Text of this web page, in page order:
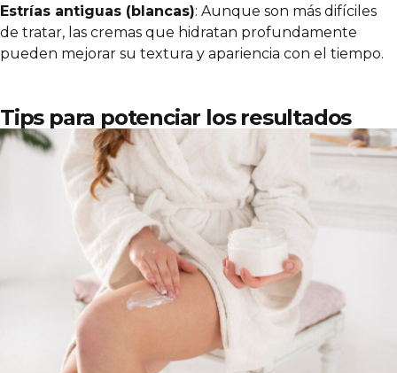
Estrías antiguas (blancas): Aunque son más difíciles
de tratar, las cremas que hidratan profundamente
pueden mejorar su textura y apariencia con el tiempo.
Tips para potenciar los resultados